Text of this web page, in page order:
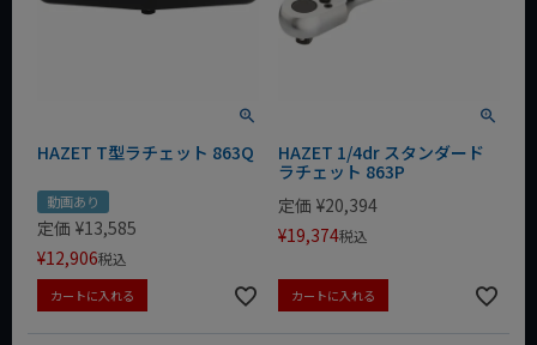
HAZET T型ラチェット 863Q
動画あり
定価 ¥13,585
¥12,906税込
カートに入れる
HAZET 1/4dr スタンダード
ラチェット 863P
定価 ¥20,394
¥19,374税込
カートに入れる